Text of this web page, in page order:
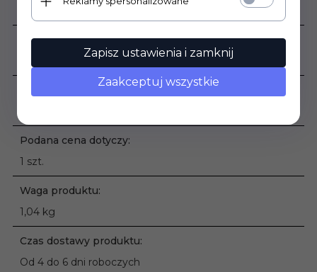
Wewnątrz
Grubość płytki:
Sprzedaż produktu:
Podana cena dotyczy:
1 szt.
Waga produktu:
1,04 kg
Czas dostawy produktu:
Od 4 do 6 dni roboczych
Zapisz ustawienia i zamknij
Zaakceptuj wszystkie